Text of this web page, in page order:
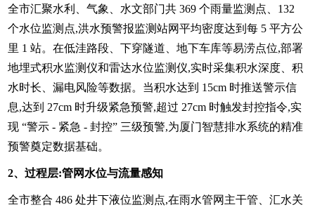
全市汇聚水利、气象、水文部门共 369 个雨量监测点、132
个水位监测点,洪水预警报监测站网平均密度达到每 5 平方公
里 1 站。在低洼路段、下穿隧道、地下车库等易涝点位,部署
地埋式积水监测仪和雷达水位监测仪,实时采集积水深度、积
水时长、漏电风险等数据。当积水达到 15cm 时推送警示信
息,达到 27cm 时升级紧急预警,超过 27cm 时触发封控指令,实
现 “警示 - 紧急 - 封控” 三级预警,为厦门智慧排水系统的精准
预警奠定数据基础。
2、过程层:管网水位与流量感知
全市整合 486 处井下液位监测点,在雨水管网主干管、汇水关